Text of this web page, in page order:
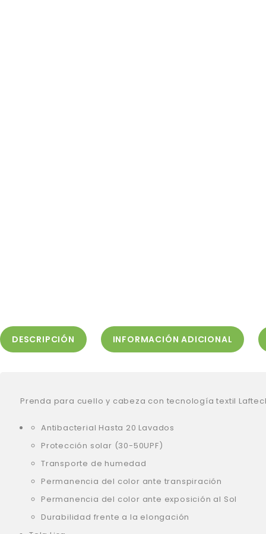
DESCRIPCIÓN INFORMACIÓN ADICIONAL
Prenda para cuello y cabeza con tecnología textil
Antibacterial Hasta 20 Lavados
Protección solar (30-50UPF)
Transporte de humedad
Permanencia del color ante transpiración
Permanencia del color ante exposición al Sol
Durabilidad frente a la elongación